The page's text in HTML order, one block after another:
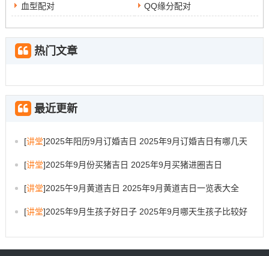
血型配对 QQ缘分配对
热门文章
最近更新
[讲堂]2025年阳历9月订婚吉日 2025年9月订婚吉日有哪几天
[讲堂]2025年9月份买猪吉日 2025年9月买猪进圈吉日
[讲堂]2025午9月黄道吉日 2025年9月黄道吉日一览表大全
[讲堂]2025年9月生孩子好日子 2025年9月哪天生孩子比较好